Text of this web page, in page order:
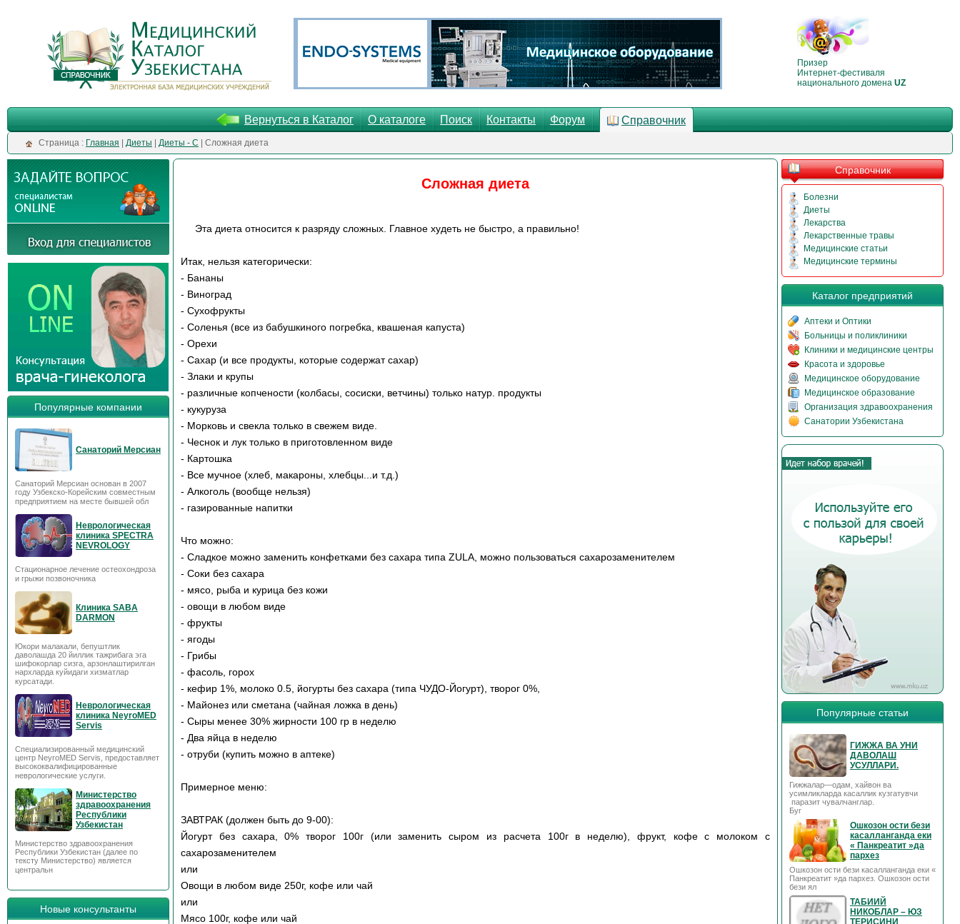
Призер
Интернет-фестиваля
национального домена UZ
Вернуться в Каталог О каталоге Поиск Контакты Форум Справочник
Cтраница : Главная Диеты Диеты - С | Сложная диета
Популярные компании
Санаторий Мерсиан
Санаторий Мерсиан основан в 2007
году Узбекско-Корейским совместным
предприятием на месте бывшей обл
Неврологическая
клиника SPECTRA
NEVROLOGY
Стационарное лечение остеохондроза
и грыжи позвоночника
Клиника SABA
DARMON
Юкори малакали, бепуштлик
даволашда 20 йиллик тажрибага эга
шифокорлар сизга, арзонлаштирилган
нархларда куйидаги хизматлар
курсатади.
Неврологическая
клиника NeyroMED
Servis
Специализированный медицинский
центр NeyroMED Servis, предоставляет
высококвалифицированные
неврологические услуги.
Министерство
здравоохранения
Республики
Узбекистан
Министерство здравоохранения
Республики Узбекистан (далее по
тексту Министерство) является
центральн
Новые консультанты
Сложная диета
Эта диета относится к разряду сложных. Главное худеть не быстро, а правильно!
Итак, нельзя категорически:
- Бананы
- Виноград
- Сухофрукты
- Соленья (все из бабушкиного погребка, квашеная капуста)
- Орехи
- Сахар (и все продукты, которые содержат сахар)
- Злаки и крупы
- различные копчености (колбасы, сосиски, ветчины) только натур. продукты
- кукуруза
- Морковь и свекла только в свежем виде.
- Чеснок и лук только в приготовленном виде
- Картошка
- Все мучное (хлеб, макароны, хлебцы...и т.д.)
- Алкоголь (вообще нельзя)
- газированные напитки
Что можно:
- Сладкое можно заменить конфетками без сахара типа ZULA, можно пользоваться сахарозаменителем
- Соки без сахара
- мясо, рыба и курица без кожи
- овощи в любом виде
- фрукты
- ягоды
- Грибы
- фасоль, горох
- кефир 1%, молоко 0.5, йогурты без сахара (типа ЧУДО-Йогурт), творог 0%,
- Майонез или сметана (чайная ложка в день)
- Сыры менее 30% жирности 100 гр в неделю
- Два яйца в неделю
- отруби (купить можно в аптеке)
Примерное меню:
ЗАВТРАК (должен быть до 9-00):
Йогурт без сахара, 0% творог 100г (или заменить сыром из расчета 100г в неделю), фрукт, кофе с молоком с
сахарозаменителем
или
Овощи в любом виде 250г, кофе или чай
или
Мясо 100г, кофе или чай
Справочник
Болезни
Диеты
Лекарства
Лекарственные травы
Медицинские статьи
Медицинские термины
Каталог предприятий
Аптеки и Оптики
Больницы и поликлиники
Клиники и медицинские центры
Красота и здоровье
Медицинское оборудование
Медицинское образование
Организация здравоохранения
Санатории Узбекистана
Популярные статьи
ГИЖЖА ВА УНИ
ДАВОЛАШ
УСУЛЛАРИ.
Гижжалар—одам, хайвон ва
усимликларда касаллик кузгатувчи
паразит чувалчанглар.
Буг
Ошкозон ости бези
касалланганда еки
« Панкреатит »да
пархез
Ошкозон ости бези касалланганда еки «
Панкреатит »да пархез. Ошкозон ости
бези ял
ТАБИИЙ
НИКОБЛАР – ЮЗ
ТЕРИСИНИ